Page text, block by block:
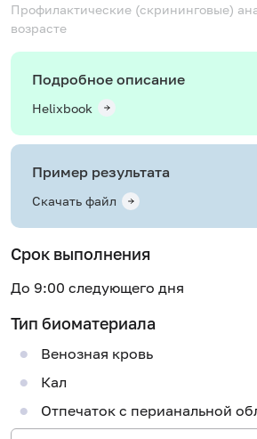
Профилактические (скрининговые)
возрасте
Подробное описание
Helixbook
Пример результата
Скачать файл
Срок выполнения
До 9:00 следующего дня
Тип биоматериала
Венозная кровь
Кал
Отпечаток с перианальной